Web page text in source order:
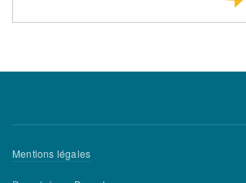
Menu
Mentions légales